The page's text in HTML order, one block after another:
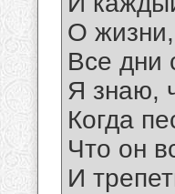
О жизни,
Все дни
Я знаю,
Когда
Что он
И